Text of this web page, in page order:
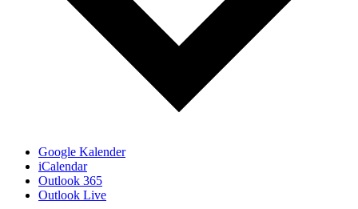
Google Kalender
iCalendar
Outlook 365
Outlook Live